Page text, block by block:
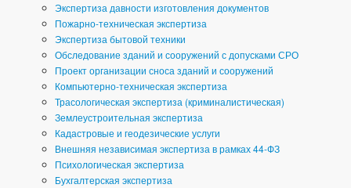
Экспертиза давности изготовления документов
Пожарно-техническая экспертиза
Экспертиза бытовой техники
Обследование зданий и сооружений с допусками СРО
Проект организации сноса зданий и сооружений
Компьютерно-техническая экспертиза
Трасологическая экспертиза (криминалистическая)
Землеустроительная экспертиза
Кадастровые и геодезические услуги
Внешняя независимая экспертиза в рамках 44-ФЗ
Психологическая экспертиза
Бухгалтерская экспертиза